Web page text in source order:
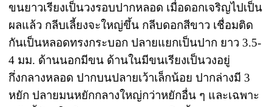
ขนยาวเรียงเป็นวงรอบปากหลอด เมื่อดอกเจริญไปเป็น
ผลแล้ว กลีบเลี้ยงจะใหญ่ขึ้น กลีบดอกสีขาว เชื่อมติด
กันเป็นหลอดทรงกระบอก ปลายแยกเป็นปาก ยาว 3.5-
4 มม. ด้านนอกมีขน ด้านในมีขนเรียงเป็นวงอยู่
กึ่งกลางหลอด ปากบนปลายเว้าเล็กน้อย ปากล่างมี 3
หยัก ปลายมนหยักกลางใหญ่กว่าหยักอื่น ๆ และเฉพาะ